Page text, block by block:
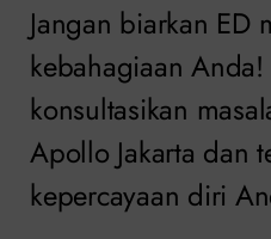
Jangan biarkan ED
kebahagiaan Anda!
konsultasikan
Apollo Jakarta dan
kepercayaan diri